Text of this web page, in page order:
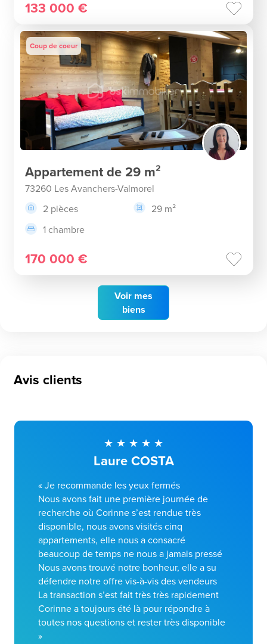
Voir mes
biens
133 000 €
Coup de coeur
Appartement de 29 m²
73260 Les Avanchers-Valmorel
2 pièces
29 m²
1 chambre
170 000 €
Avis clients
Laure COSTA
« Je recommande les yeux fermés
Nous avons fait une première journée de
recherche où Corinne s’est rendue très
disponible, nous avons visités cinq
appartements, elle nous a consacré
beaucoup de temps ne nous a jamais pressé
Nous avons trouvé notre bonheur, elle a su
défendre notre offre vis-à-vis des vendeurs
La transaction s’est fait très très rapidement
Corinne a toujours été là pour répondre à
toutes nos questions et rester très disponible
»